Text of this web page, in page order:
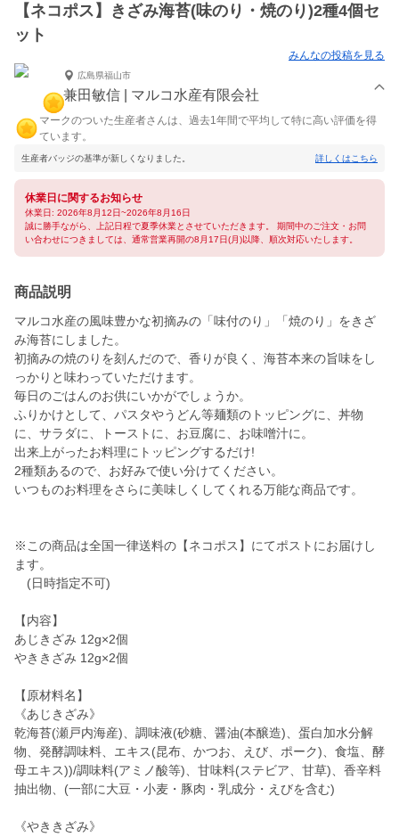
【ネコポス】きざみ海苔(味のり・焼のり)2種4個セ
ット
みんなの投稿を見る
広島県福山市
兼田敏信 | マルコ水産有限会社
マークのついた生産者さんは、過去1年間で平均して特に高い評価を得
ています。
生産者バッジの基準が新しくなりました。 詳しくはこちら
休業日に関するお知らせ
休業日: 2026年8月12日~2026年8月16日
誠に勝手ながら、上記日程で夏季休業とさせていただきます。 期間中のご注文・お問
い合わせにつきましては、通常営業再開の8月17日(月)以降、順次対応いたします。
商品説明
マルコ水産の風味豊かな初摘みの「味付のり」「焼のり」をきざ
み海苔にしました。
初摘みの焼のりを刻んだので、香りが良く、海苔本来の旨味をし
っかりと味わっていただけます。
毎日のごはんのお供にいかがでしょうか。
ふりかけとして、パスタやうどん等麺類のトッピングに、丼物
に、サラダに、トーストに、お豆腐に、お味噌汁に。
出来上がったお料理にトッピングするだけ!
2種類あるので、お好みで使い分けてください。
いつものお料理をさらに美味しくしてくれる万能な商品です。
※この商品は全国一律送料の【ネコポス】にてポストにお届けし
ます。
(日時指定不可)
【内容】
あじきざみ 12g×2個
やききざみ 12g×2個
【原材料名】
《あじきざみ》
乾海苔(瀬戸内海産)、調味液(砂糖、醤油(本醸造)、蛋白加水分解
物、発酵調味料、エキス(昆布、かつお、えび、ポーク)、食塩、酵
母エキス))/調味料(アミノ酸等)、甘味料(ステビア、甘草)、香辛料
抽出物、(一部に大豆・小麦・豚肉・乳成分・えびを含む)
《やききざみ》